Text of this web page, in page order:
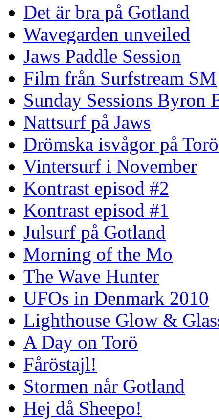
Det är bra på Gotland
Wavegarden unveiled
Jaws Paddle Session
Film från Surfstream SM
Sunday Sessions Byron
Nattsurf på Jaws
Drömska isvågor på Torö
Vintersurf i November
Kontrast episod #2
Kontrast episod #1
Julsurf på Gotland
Morning of the Mo
The Wave Hunter
UFOs in Denmark 2010
Lighthouse Glow &
A Day on Torö
Fåröstajl!
Stormen når Gotland
Hej då Sheepo!